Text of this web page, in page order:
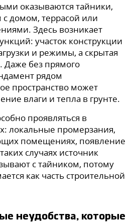
оказываются тайники,
домом, террасой или
Здесь возникает
участок конструкции
и режимы, а скрытая
Даже без прямого
рядом
пространство может
влаги и тепла в грунте.
проявляться в
локальные промерзания,
помещениях, появление
случаях источник
с тайником, потому
как часть строительной
неудобства, которые